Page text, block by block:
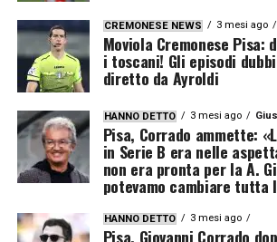
CREMONESE NEWS 3 mesi ago
Moviola Cremonese Pisa:
i toscani! Gli episodi
diretto da Ayroldi
HANNO DETTO 3 mesi ago
Pisa, Corrado ammette:
in Serie B era nelle
non era pronta per la A.
potevamo cambiare tutta
HANNO DETTO 3 mesi ago
Pisa, Giovanni Corrado